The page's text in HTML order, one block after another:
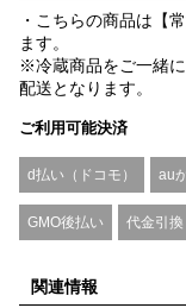
・こちらの商品は【
ます。
※冷蔵商品をご一緒
配送となります。
ご利用可能決済
d払い（ドコモ） au
GMO後払い 代金引換
関連情報